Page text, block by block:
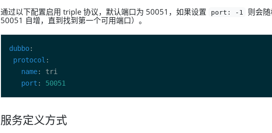
通过以下配置启用 triple 协议，默认端口为 50051，如果设置 port: -1
则会
50051 自增，直到找到第一个可用端口）。
dubbo
protocol
name
port : 50051
服务定义方式